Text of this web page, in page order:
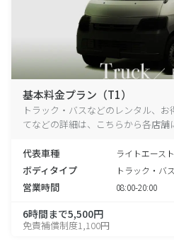
基本料金プラン（T1）
トラック・バスなどのレンタル、
てなどの詳細は、こちらから各店舗
代表車種 ライトエース
ボディタイプ トラック・バ
営業時間 08:00-20:00
6時間まで5,500円
免責補償制度1,100円